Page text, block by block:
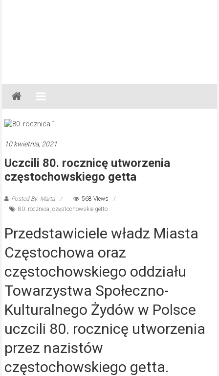
Gazeta
Regionalna
Częstochowa,
Lubliniec,
10 kwietnia, 2021
Uczcili 80. rocznicę utworzenia
częstochowskiego getta
Posted By: Marta
568 Views
80. rocznica, częstochowskie getto
Przedstawiciele władz Miasta
Częstochowa oraz
częstochowskiego oddziału
Towarzystwa Społeczno-
Kulturalnego Żydów w Polsce
uczcili 80. rocznicę utworzenia
przez nazistów
częstochowskiego getta.